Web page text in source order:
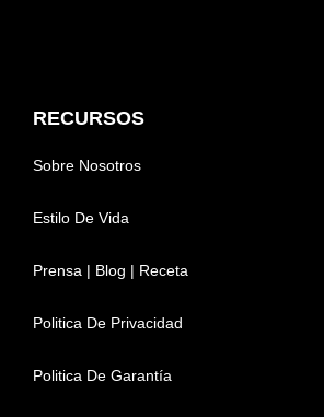
RECURSOS
Sobre Nosotros
Estilo De Vida
Prensa | Blog | Receta
Politica De Privacidad
Politica De Garantía